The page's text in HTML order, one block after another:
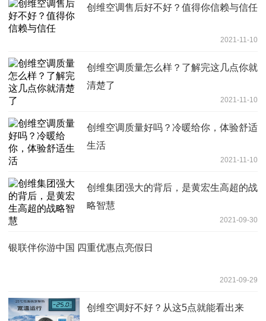
创维空调售后好不好？值得你信赖与信任
2021-11-10
创维空调质量怎么样？了解完这几点你就
清楚了
2021-11-10
创维空调质量好吗？冷暖给你，体验舒适
生活
2021-11-10
创维集团强大的背后，是黄宏生高超的战
略智慧
2021-09-30
银联伴你游中国 四重优惠点亮假日
2021-09-29
创维空调好不好？从这5点就能看出来